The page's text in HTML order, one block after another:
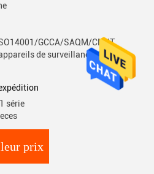
GCCA/SAQM/CMIIT
de surveillance de
série
prix